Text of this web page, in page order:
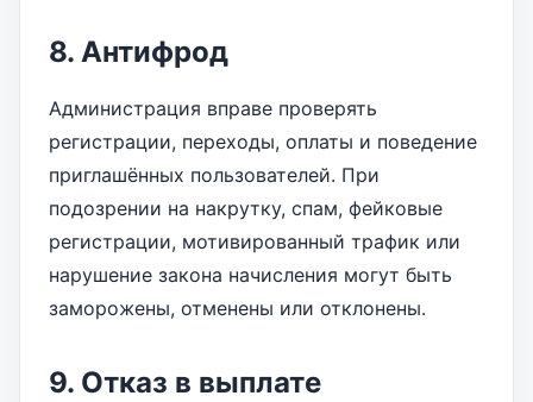
8. Антифрод
Администрация вправе проверять
регистрации, переходы, оплаты и поведение
приглашённых пользователей. При
подозрении на накрутку, спам, фейковые
регистрации, мотивированный трафик или
нарушение закона начисления могут быть
заморожены, отменены или отклонены.
9. Отказ в выплате